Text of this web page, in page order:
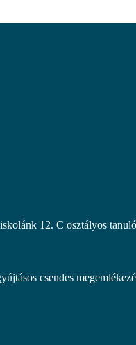
12. C osztályos
csendes